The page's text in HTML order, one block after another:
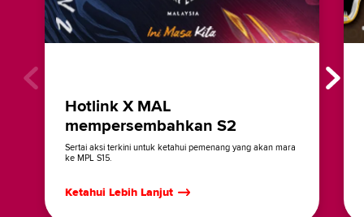
Hotlink X MAL
mempersembahkan S2
Sertai aksi terkini untuk ketahui pemenang yang akan mara
ke MPL S15.
Ketahui Lebih Lanjut